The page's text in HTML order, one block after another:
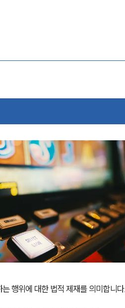
행위에 대한 법적 제재를 의미합니다.